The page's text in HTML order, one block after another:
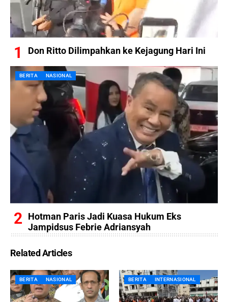
Don Ritto Dilimpahkan ke Kejagung Hari Ini
BERITA NASIONAL
Hotman Paris Jadi Kuasa Hukum Eks
Jampidsus Febrie Adriansyah
Related Articles
BERITA NASIONAL BERITA INTERNASIONAL